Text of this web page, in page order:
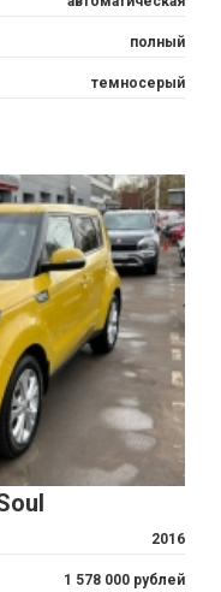
полный
темносерый
2016
1 578 000 рублей